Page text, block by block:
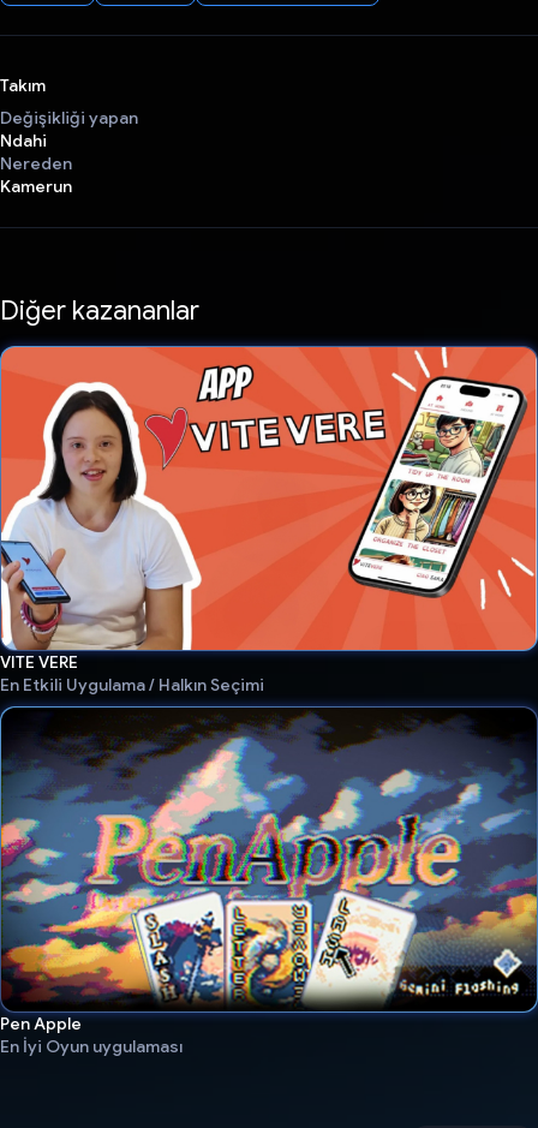
Takım
Değişikliği yapan
Ndahi
Nereden
Kamerun
Diğer kazananlar
VITE VERE
En Etkili Uygulama / Halkın Seçimi
Pen Apple
En İyi Oyun uygulaması